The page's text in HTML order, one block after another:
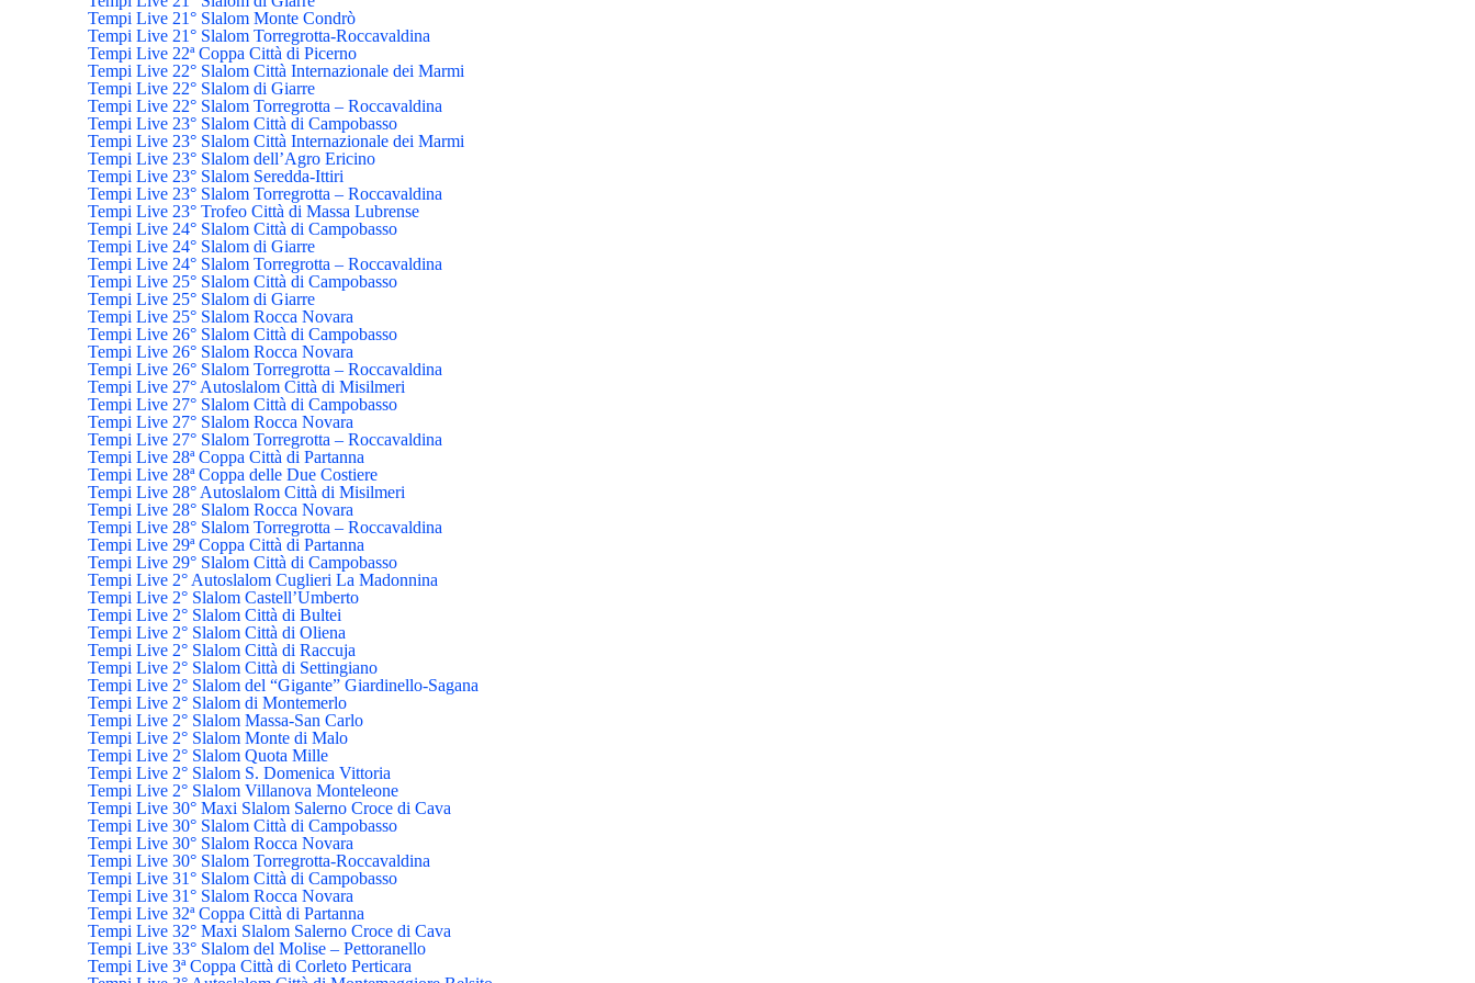
Tempi Live 21° Slalom Monte Condrò
Tempi Live 21° Slalom Torregrotta-Roccavaldina
Tempi Live 22ª Coppa Città di Picerno
Tempi Live 22° Slalom Città Internazionale dei Marmi
Tempi Live 22° Slalom di Giarre
Tempi Live 22° Slalom Torregrotta – Roccavaldina
Tempi Live 23° Slalom Città di Campobasso
Tempi Live 23° Slalom Città Internazionale dei Marmi
Tempi Live 23° Slalom dell’Agro Ericino
Tempi Live 23° Slalom Seredda-Ittiri
Tempi Live 23° Slalom Torregrotta – Roccavaldina
Tempi Live 23° Trofeo Città di Massa Lubrense
Tempi Live 24° Slalom Città di Campobasso
Tempi Live 24° Slalom di Giarre
Tempi Live 24° Slalom Torregrotta – Roccavaldina
Tempi Live 25° Slalom Città di Campobasso
Tempi Live 25° Slalom di Giarre
Tempi Live 25° Slalom Rocca Novara
Tempi Live 26° Slalom Città di Campobasso
Tempi Live 26° Slalom Rocca Novara
Tempi Live 26° Slalom Torregrotta – Roccavaldina
Tempi Live 27° Autoslalom Città di Misilmeri
Tempi Live 27° Slalom Città di Campobasso
Tempi Live 27° Slalom Rocca Novara
Tempi Live 27° Slalom Torregrotta – Roccavaldina
Tempi Live 28ª Coppa Città di Partanna
Tempi Live 28ª Coppa delle Due Costiere
Tempi Live 28° Autoslalom Città di Misilmeri
Tempi Live 28° Slalom Rocca Novara
Tempi Live 28° Slalom Torregrotta – Roccavaldina
Tempi Live 29ª Coppa Città di Partanna
Tempi Live 29° Slalom Città di Campobasso
Tempi Live 2° Autoslalom Cuglieri La Madonnina
Tempi Live 2° Slalom Castell’Umberto
Tempi Live 2° Slalom Città di Bultei
Tempi Live 2° Slalom Città di Oliena
Tempi Live 2° Slalom Città di Raccuja
Tempi Live 2° Slalom Città di Settingiano
Tempi Live 2° Slalom del “Gigante” Giardinello-Sagana
Tempi Live 2° Slalom di Montemerlo
Tempi Live 2° Slalom Massa-San Carlo
Tempi Live 2° Slalom Monte di Malo
Tempi Live 2° Slalom Quota Mille
Tempi Live 2° Slalom S. Domenica Vittoria
Tempi Live 2° Slalom Villanova Monteleone
Tempi Live 30° Maxi Slalom Salerno Croce di Cava
Tempi Live 30° Slalom Città di Campobasso
Tempi Live 30° Slalom Rocca Novara
Tempi Live 30° Slalom Torregrotta-Roccavaldina
Tempi Live 31° Slalom Città di Campobasso
Tempi Live 31° Slalom Rocca Novara
Tempi Live 32ª Coppa Città di Partanna
Tempi Live 32° Maxi Slalom Salerno Croce di Cava
Tempi Live 33° Slalom del Molise – Pettoranello
Tempi Live 3ª Coppa Città di Corleto Perticara